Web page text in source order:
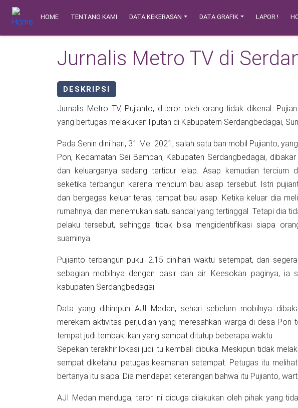
Skip to main content
Safety Corner
Main navigation
HOME TENTANG KAMI DATA KEKERASAN DATA GRAFIK LAPOR !
Jurnalis Metro TV di
DESKRIPSI
Jurnalis Metro TV, Pujianto, diteror oleh orang tidak dikenal.
yang bertugas melakukan liputan di Kabupatern Serdangbedagai,
Pada Senin dini hari, 31 Mei 2021, salah satu ban mobil Pujianto, yang terparkir di depan rumahnya di Desa
Pon, Kecamatan Sei Bamban, Kabupaten Serdangbedagai,
dan keluarganya sedang tertidur lelap. Asap kemudian tercium
seketika terbangun karena mencium bau asap tersebut. Istri
dan bergegas keluar teras, tempat bau asap. Ketika keluar dia
rumahnya, dan menemukan satu sandal yang tertinggal. Tetapi dia
pelaku tersebut, sehingga tidak bisa mengidentifikasi siapa
suaminya.
Pujianto terbangun pukul 2.15 dinihari waktu setempat, dan
sebagian mobilnya dengan pasir dan air. Keesokan paginya, ia
kabupaten Serdangbedagai.
Data yang dihimpun AJI Medan, sehari sebelum mobilnya
merekam aktivitas perjudian yang meresahkan warga di desa Pon
tempat judi tembak ikan yang sempat ditutup beberapa waktu.
Sepekan terakhir lokasi judi itu kembali dibuka. Meskipun tidak
sempat diketahui petugas keamanan setempat. Petugas itu
bertanya itu siapa. Dia mendapat keterangan bahwa itu Pujianto,
AJI Medan menduga, teror ini diduga dilakukan oleh pihak yang